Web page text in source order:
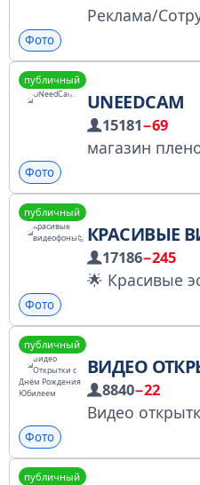
Фото
публичный
UNEEDCAM
15181−69
Фото
публичный
КРАСИВЫЕ
17186−245
Фото
публичный
ВИДЕО ОТКРЫТКИ
8840−22
Фото
публичный